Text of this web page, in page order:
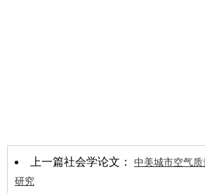
上一篇社会学论文： 中美城市空气
研究